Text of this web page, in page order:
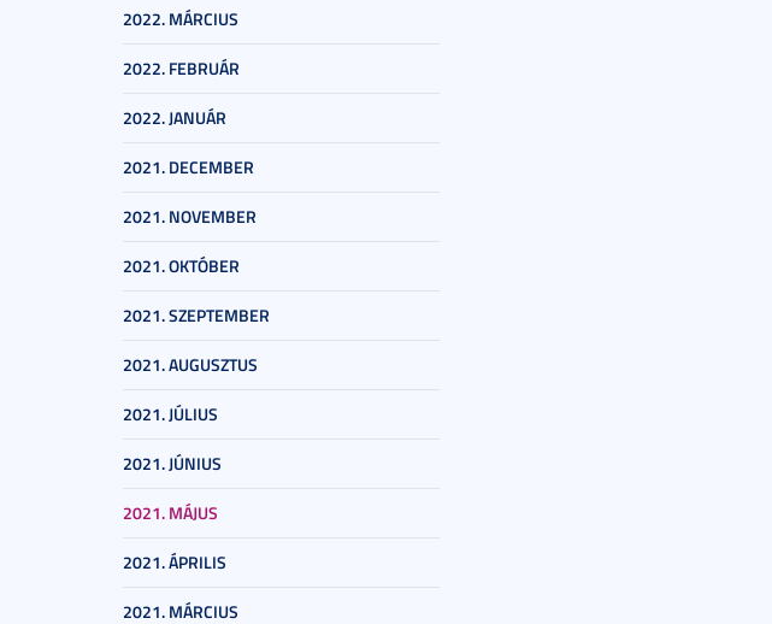
2022. MÁRCIUS
2022. FEBRUÁR
2022. JANUÁR
2021. DECEMBER
2021. NOVEMBER
2021. OKTÓBER
2021. SZEPTEMBER
2021. AUGUSZTUS
2021. JÚLIUS
2021. JÚNIUS
2021. MÁJUS
2021. ÁPRILIS
2021. MÁRCIUS